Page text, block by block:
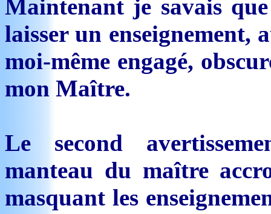
Maintenant je savais
laisser un enseignement,
moi-même engagé,
mon Maître.
Le second
manteau du maître
masquant les